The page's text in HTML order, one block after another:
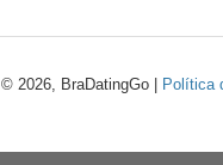
© 2026, BraDatingGo | Política